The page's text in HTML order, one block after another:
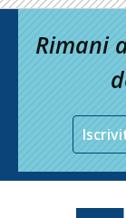
Rimani